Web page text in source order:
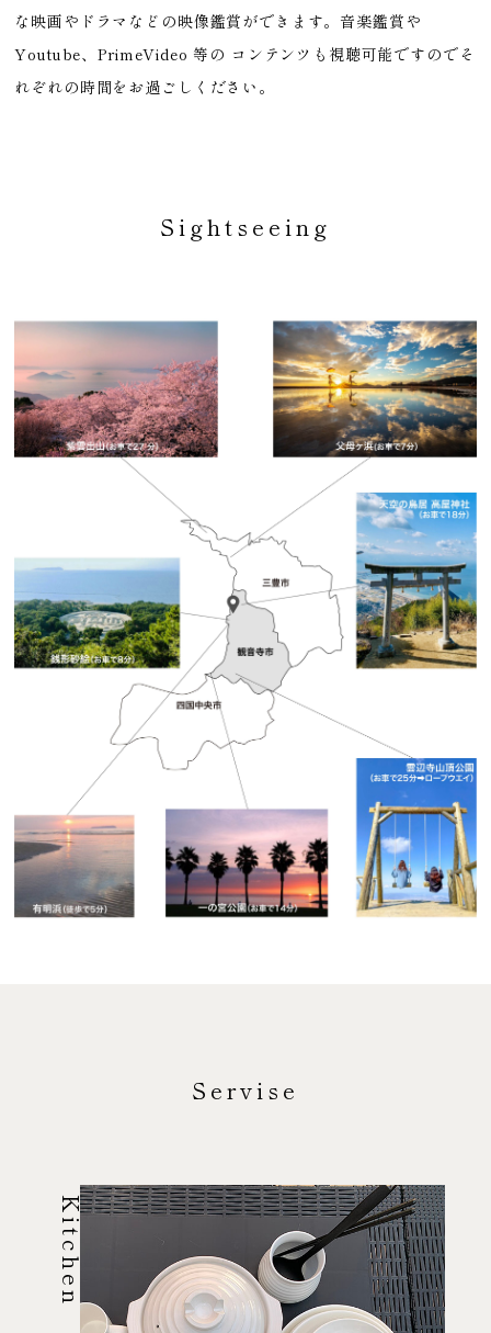
な映画やドラマなどの映像鑑賞ができます。音楽鑑賞や
Youtube、PrimeVideo 等の コンテンツも視聴可能ですのでそ
れぞれの時間をお過ごしください。
Sightseeing
Servise
Kitchen